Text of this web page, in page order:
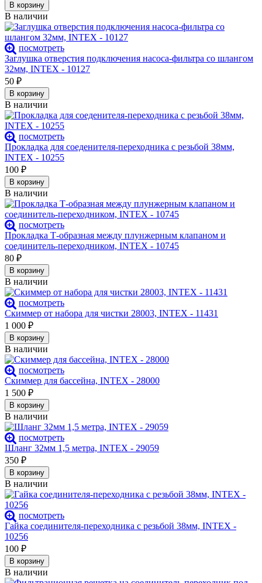
В корзину
В наличии
посмотреть
Заглушка отверстия подключения насоса-фильтра со шлангом
32мм, INTEX - 10127
50 ₽
В корзину
В наличии
посмотреть
Прокладка для соеденителя-переходника с резьбой 38мм,
INTEX - 10255
100 ₽
В корзину
В наличии
посмотреть
Прокладка Т-образная между плунжерным клапаном и
соединитель-переходником, INTEX - 10745
80 ₽
В корзину
В наличии
посмотреть
Скиммер от набора для чистки 28003, INTEX - 11431
1 000 ₽
В корзину
В наличии
посмотреть
Скиммер для бассейна, INTEX - 28000
1 500 ₽
В корзину
В наличии
посмотреть
Шланг 32мм 1,5 метра, INTEX - 29059
350 ₽
В корзину
В наличии
посмотреть
Гайка соединителя-переходника с резьбой 38мм, INTEX -
10256
100 ₽
В корзину
В наличии